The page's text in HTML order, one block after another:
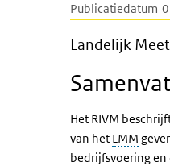
Publicatiedatum
Landelijk
Landelijk
Het RIVM
van het LMM
bedrijfsvoering